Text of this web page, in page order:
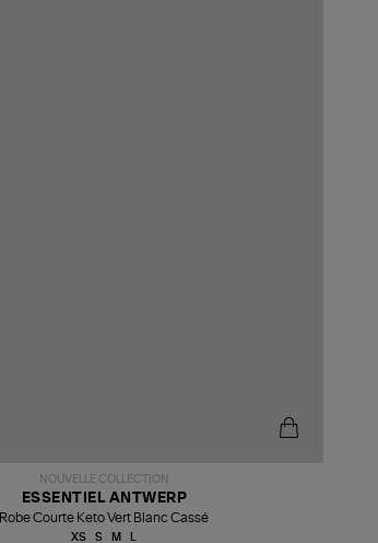
NOUVELLE COLLECTION
ESSENTIEL ANTWERP
Robe Courte Keto Vert Blanc Cassé
XS S M L